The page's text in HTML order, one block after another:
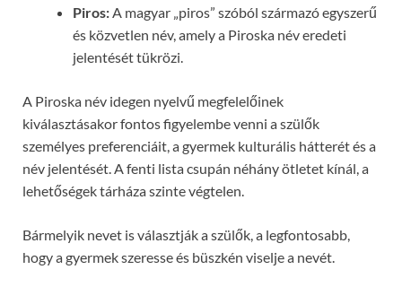
Piros:A magyar „piros” szóból származó egyszerű
és közvetlen név, amely a Piroska név eredeti
jelentését tükrözi.
A Piroska név idegen nyelvű megfelelőinek
kiválasztásakor fontos figyelembe venni a szülők
személyes preferenciáit, a gyermek kulturális hátterét és a
név jelentését. A fenti lista csupán néhány ötletet kínál, a
lehetőségek tárháza szinte végtelen.
Bármelyik nevet is választják a szülők, a legfontosabb,
hogy a gyermek szeresse és büszkén viselje a nevét.